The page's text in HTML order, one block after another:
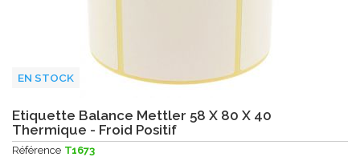
EN STOCK
Etiquette Balance Mettler 58 X 80 X 40
Thermique - Froid Positif
Référence T1673